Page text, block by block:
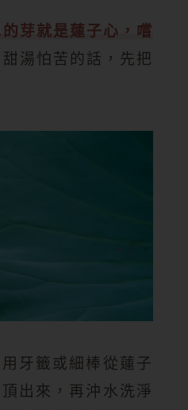
芽就是蓮子心，嚐
甜湯怕苦的話，先把
牙籤或細棒從蓮子
出來，再沖水洗淨